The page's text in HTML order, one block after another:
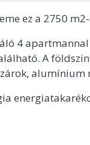
ez a 2750
4
A
alumínium